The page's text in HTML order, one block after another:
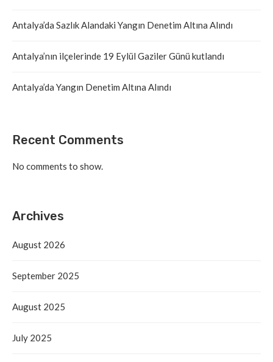
Antalya’da Sazlık Alandaki Yangın Denetim Altına Alındı
Antalya’nın ilçelerinde 19 Eylül Gaziler Günü kutlandı
Antalya’da Yangın Denetim Altına Alındı
Recent Comments
No comments to show.
Archives
August 2026
September 2025
August 2025
July 2025